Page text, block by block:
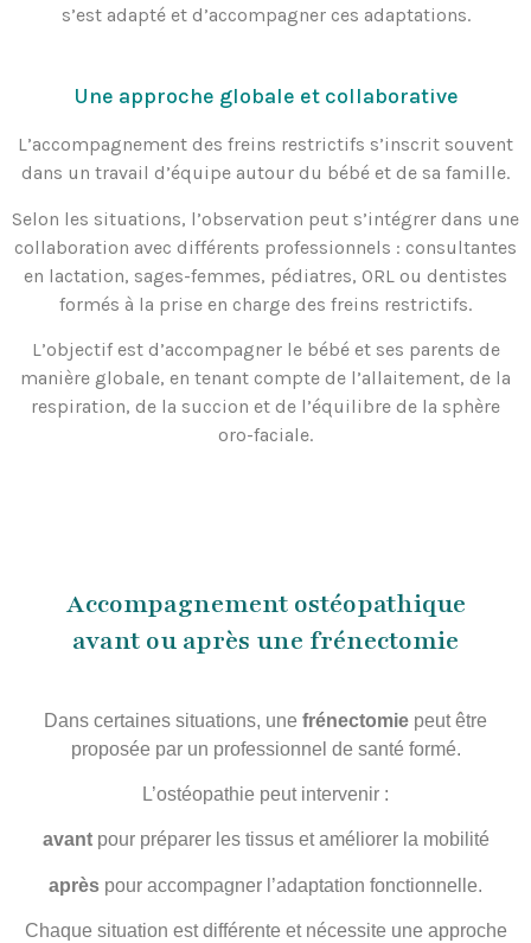
s’est adapté et d’accompagner ces adaptations.
Une approche globale et collaborative
L’accompagnement des freins restrictifs s’inscrit souvent
dans un travail d’équipe autour du bébé et de sa famille.
Selon les situations, l’observation peut s’intégrer dans une
collaboration avec différents professionnels : consultantes
en lactation, sages-femmes, pédiatres, ORL ou dentistes
formés à la prise en charge des freins restrictifs.
L’objectif est d’accompagner le bébé et ses parents de
manière globale, en tenant compte de l’allaitement, de la
respiration, de la succion et de l’équilibre de la sphère
oro-faciale.
Accompagnement ostéopathique
avant ou après une frénectomie
Dans certaines situations, une frénectomie peut être
proposée par un professionnel de santé formé.
L’ostéopathie peut intervenir :
avantpour préparer les tissus et améliorer la mobilité
après pour accompagner l’adaptation fonctionnelle.
Chaque situation est différente et nécessite une approche